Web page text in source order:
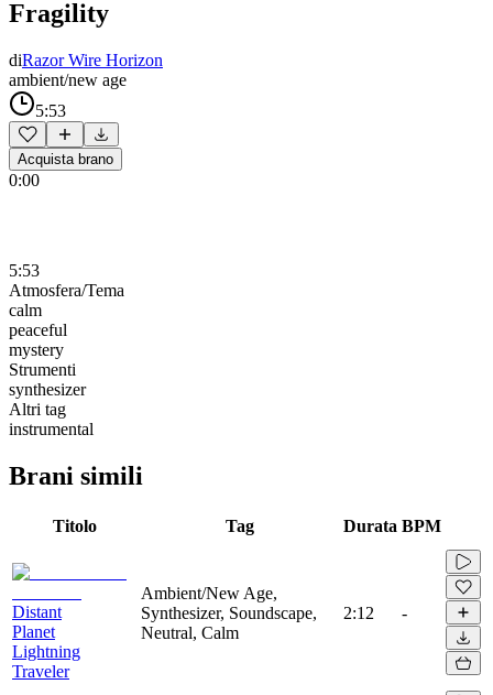
Fragility
diRazor Wire Horizon
ambient/new age
5:53
Acquista brano
0:00
5:53
Atmosfera/Tema
calm
peaceful
mystery
Strumenti
synthesizer
Altri tag
instrumental
Brani simili
Titolo Tag Durata BPM
Distant
Planet
Lightning
Traveler
Ambient/New Age,
Synthesizer, Soundscape,
Neutral, Calm
2:12 -